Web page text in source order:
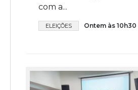
com a...
ELEIÇÕES Ontem às 10h30